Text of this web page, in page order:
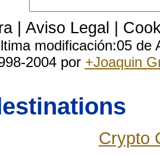
Aviso Legal
modificación:05
2004 por +Joaquin
Crypto